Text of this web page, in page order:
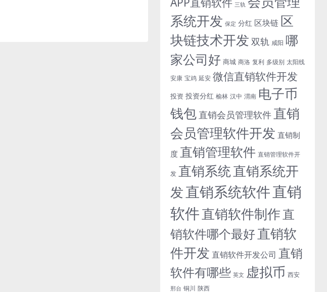
三轨
系统开发 保定 分红 区块链 区
块链技术开发 双轨 咸阳 哪
家公司好 商城 商洛 复利 多级别 太阳线
安康 宝鸡 延安 微信直销软件开发
投资 投资分红 榆林 汉中 渭南 电子币
钱包 直销会员管理软件 直销
会员管理软件开发 直销制
度 直销管理软件 直销管理软件开
发 直销系统直销系统开
发直销系统软件直销
软件直销软件制作直
销软件哪个最好直销软
件开发 直销软件开发公司 直销
软件有哪些 英文 虚拟币 西安
邢台 铜川 陕西